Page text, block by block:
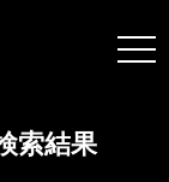
索結果